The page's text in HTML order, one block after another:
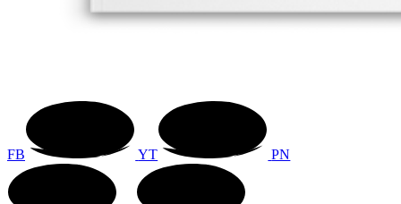
FB YT PN